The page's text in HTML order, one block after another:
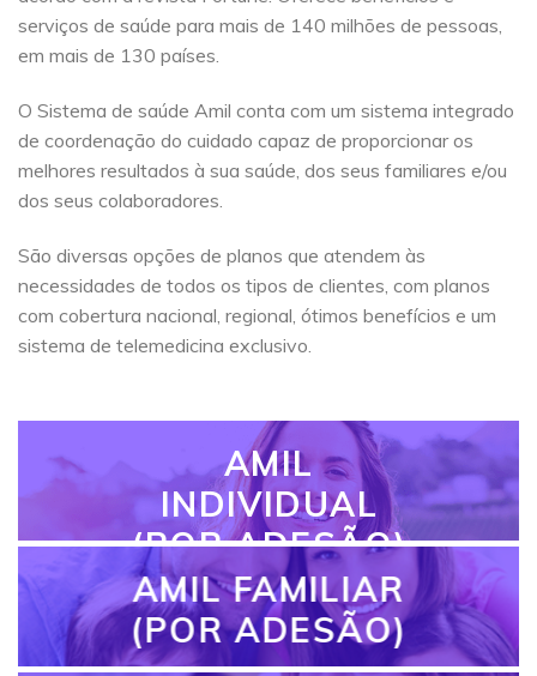
serviços de saúde para mais de 140 milhões de pessoas,
em mais de 130 países.
O Sistema de saúde Amil conta com um sistema integrado
de coordenação do cuidado capaz de proporcionar os
melhores resultados à sua saúde, dos seus familiares e/ou
dos seus colaboradores.
São diversas opções de planos que atendem às
necessidades de todos os tipos de clientes, com planos
com cobertura nacional, regional, ótimos benefícios e um
sistema de telemedicina exclusivo.
AMIL
INDIVIDUAL
(POR ADESÃO)
AMIL FAMILIAR
(POR ADESÃO)